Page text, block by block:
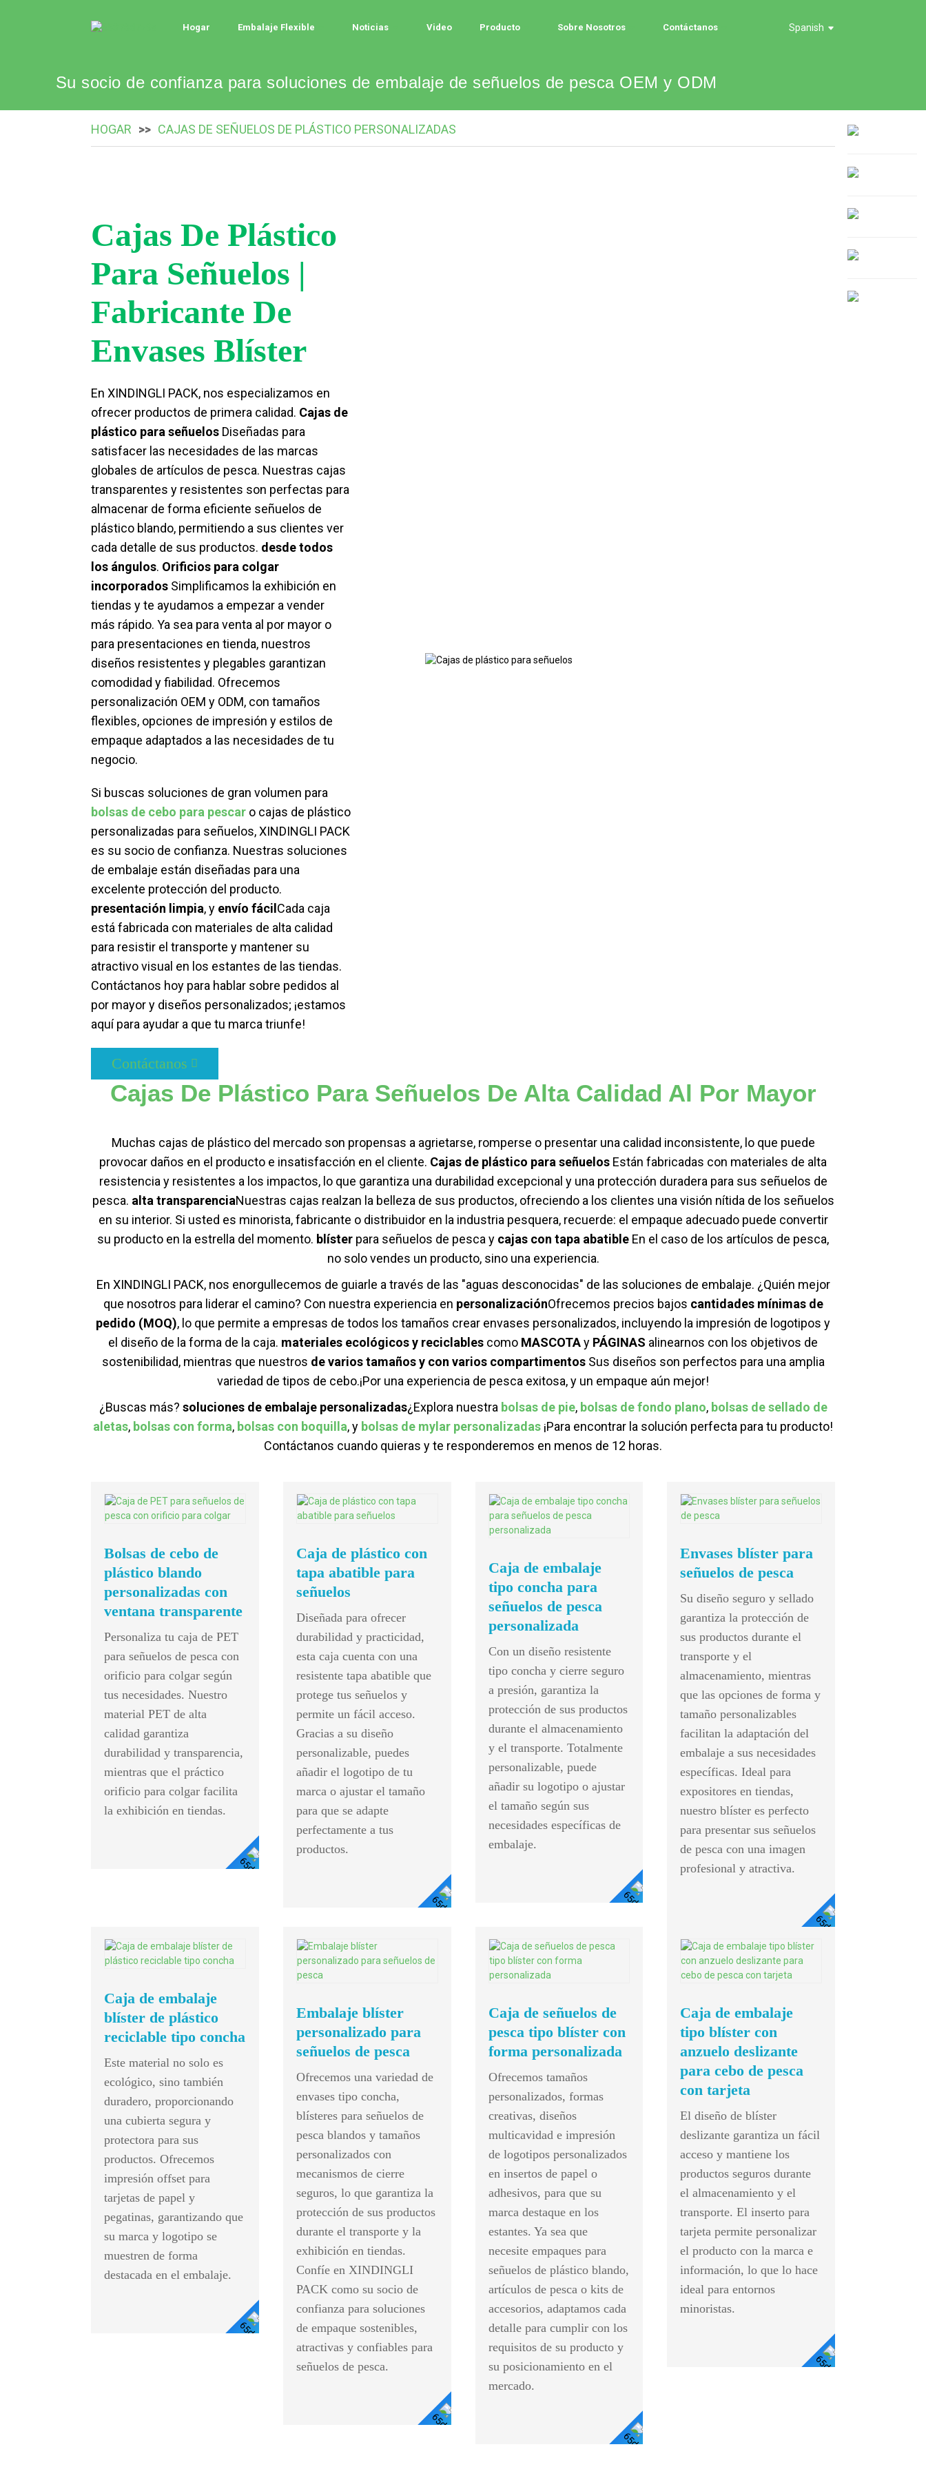
Hogar Embalaje Flexible Noticias Video Producto Sobre Nosotros Contáctanos Spanish
Su socio de confianza para soluciones de embalaje de señuelos de pesca OEM y ODM
HOGAR CAJAS DE SEÑUELOS DE PLÁSTICO PERSONALIZADAS
Cajas De Plástico
Para Señuelos |
Fabricante De
Envases Blíster
En XINDINGLI PACK, nos especializamos en
ofrecer productos de primera calidad. Cajas de
plástico para señuelos Diseñadas para
satisfacer las necesidades de las marcas
globales de artículos de pesca. Nuestras cajas
transparentes y resistentes son perfectas para
almacenar de forma eficiente señuelos de
plástico blando, permitiendo a sus clientes ver
cada detalle de sus productos. desde todos
los ángulos. Orificios para colgar
incorporados Simplificamos la exhibición en
tiendas y te ayudamos a empezar a vender
más rápido. Ya sea para venta al por mayor o
para presentaciones en tienda, nuestros
diseños resistentes y plegables garantizan
comodidad y fiabilidad. Ofrecemos
personalización OEM y ODM, con tamaños
flexibles, opciones de impresión y estilos de
empaque adaptados a las necesidades de tu
negocio.
Si buscas soluciones de gran volumen para
bolsas de cebo para pescar o cajas de plástico
personalizadas para señuelos, XINDINGLI PACK
es su socio de confianza. Nuestras soluciones
de embalaje están diseñadas para una
excelente protección del producto.
presentación limpia, y envío fácil Cada caja
está fabricada con materiales de alta calidad
para resistir el transporte y mantener su
atractivo visual en los estantes de las tiendas.
Contáctanos hoy para hablar sobre pedidos al
por mayor y diseños personalizados; ¡estamos
aquí para ayudar a que tu marca triunfe!
Contáctanos
Cajas De Plástico Para Señuelos De Alta Calidad Al Por Mayor
Muchas cajas de plástico del mercado son propensas a agrietarse, romperse o presentar una calidad inconsistente, lo que puede
provocar daños en el producto e insatisfacción en el cliente. Cajas de plástico para señuelos Están fabricadas con materiales de alta
resistencia y resistentes a los impactos, lo que garantiza una durabilidad excepcional y una protección duradera para sus señuelos de
pesca. alta transparenciaNuestras cajas realzan la belleza de sus productos, ofreciendo a los clientes una visión nítida de los señuelos
en su interior. Si usted es minorista, fabricante o distribuidor en la industria pesquera, recuerde: el empaque adecuado puede convertir
su producto en la estrella del momento. blíster para señuelos de pesca y cajas con tapa abatible En el caso de los artículos de pesca,
no solo vendes un producto, sino una experiencia.
En XINDINGLI PACK, nos enorgullecemos de guiarle a través de las "aguas desconocidas" de las soluciones de embalaje. ¿Quién mejor
que nosotros para liderar el camino? Con nuestra experiencia en personalizaciónOfrecemos precios bajos cantidades mínimas de
pedido (MOQ), lo que permite a empresas de todos los tamaños crear envases personalizados, incluyendo la impresión de logotipos y
el diseño de la forma de la caja. materiales ecológicos y reciclables como MASCOTAy PÁGINAS alinearnos con los objetivos de
sostenibilidad, mientras que nuestros de varios tamaños y con varios compartimentosSus diseños son perfectos para una amplia
variedad de tipos de cebo.¡Por una experiencia de pesca exitosa, y un empaque aún mejor!
¿Buscas más? soluciones de embalaje personalizadas¿Explora nuestra bolsas de pie, bolsas de fondo plano, bolsas de sellado de
aletas, bolsas con forma, bolsas con boquilla, y bolsas de mylar personalizadas ¡Para encontrar la solución perfecta para tu producto!
Contáctanos cuando quieras y te responderemos en menos de 12 horas.
Bolsas de cebo de
plástico blando
personalizadas con
ventana transparente
Personaliza tu caja de PET
para señuelos de pesca con
orificio para colgar según
tus necesidades. Nuestro
material PET de alta
calidad garantiza
durabilidad y transparencia,
mientras que el práctico
orificio para colgar facilita
la exhibición en tiendas.
Caja de plástico con
tapa abatible para
señuelos
Diseñada para ofrecer
durabilidad y practicidad,
esta caja cuenta con una
resistente tapa abatible que
protege tus señuelos y
permite un fácil acceso.
Gracias a su diseño
personalizable, puedes
añadir el logotipo de tu
marca o ajustar el tamaño
para que se adapte
perfectamente a tus
productos.
Caja de embalaje
tipo concha para
señuelos de pesca
personalizada
Con un diseño resistente
tipo concha y cierre seguro
a presión, garantiza la
protección de sus productos
durante el almacenamiento
y el transporte. Totalmente
personalizable, puede
añadir su logotipo o ajustar
el tamaño según sus
necesidades específicas de
embalaje.
Detalles
Envases blíster para
señuelos de pesca
Su diseño seguro y sellado
garantiza la protección de
sus productos durante el
transporte y el
almacenamiento, mientras
que las opciones de forma y
tamaño personalizables
facilitan la adaptación del
embalaje a sus necesidades
específicas. Ideal para
expositores en tiendas,
nuestro blíster es perfecto
para presentar sus señuelos
de pesca con una imagen
profesional y atractiva.
Caja de embalaje
blíster de plástico
reciclable tipo concha
Este material no solo es
ecológico, sino también
duradero, proporcionando
una cubierta segura y
protectora para sus
productos. Ofrecemos
impresión offset para
tarjetas de papel y
pegatinas, garantizando que
su marca y logotipo se
muestren de forma
destacada en el embalaje.
Detalles
Embalaje blíster
personalizado para
señuelos de pesca
Ofrecemos una variedad de
envases tipo concha,
blísteres para señuelos de
pesca blandos y tamaños
personalizados con
mecanismos de cierre
seguros, lo que garantiza la
protección de sus productos
durante el transporte y la
exhibición en tiendas.
Confíe en XINDINGLI
PACK como su socio de
confianza para soluciones
de empaque sostenibles,
atractivas y confiables para
señuelos de pesca.
Caja de señuelos de
pesca tipo blíster con
forma personalizada
Ofrecemos tamaños
personalizados, formas
creativas, diseños
multicavidad e impresión
de logotipos personalizados
en insertos de papel o
adhesivos, para que su
marca destaque en los
estantes. Ya sea que
necesite empaques para
señuelos de plástico blando,
artículos de pesca o kits de
accesorios, adaptamos cada
detalle para cumplir con los
requisitos de su producto y
su posicionamiento en el
mercado.
Caja de embalaje
tipo blíster con
anzuelo deslizante
para cebo de pesca
con tarjeta
El diseño de blíster
deslizante garantiza un fácil
acceso y mantiene los
productos seguros durante
el almacenamiento y el
transporte. El inserto para
tarjeta permite personalizar
el producto con la marca e
información, lo que lo hace
ideal para entornos
minoristas.